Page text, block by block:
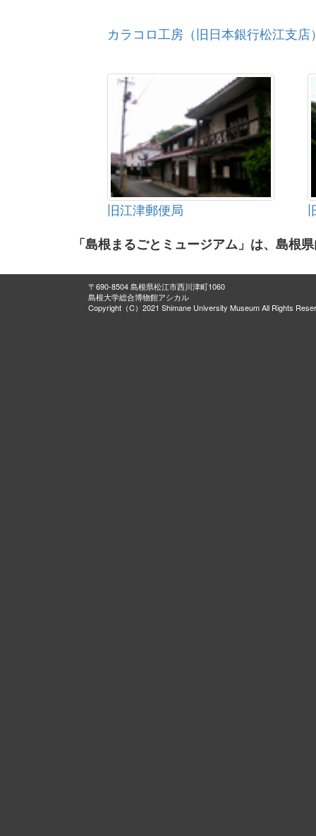
カラコロ工房（旧日本銀行松江支店
旧江津郵便局
「島根まるごとミュージアム」は、島根
〒690-8504 島根県松江市西川津町1060
島根大学総合博物館アシカル
Copyright（C）2021 Shimane University Museum All Rights